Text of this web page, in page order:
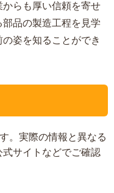
らも厚い信頼を寄せ
品の製造工程を見学
姿を知ることができ
。実際の情報と異なる
サイトなどでご確認